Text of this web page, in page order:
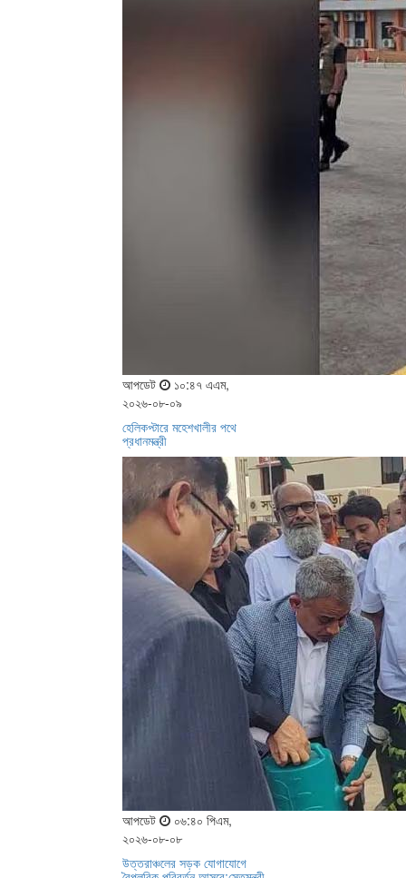
আপডেট
১০:৪৭ এএম,
২০২৬-০৮-০৯
হেলিকপ্টারে মহেশখালীর পথে
প্রধানমন্ত্রী
আপডেট
০৬:৪০ পিএম,
২০২৬-০৮-০৮
উত্তরাঞ্চলের সড়ক যোগাযোগে